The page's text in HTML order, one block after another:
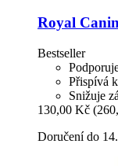
Royal Canin
Bestseller
Přispívá
Snižuje
130,00 Kč
Doručení do